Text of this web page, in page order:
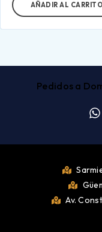
AÑADIR AL CARRITO
Pedidos a
Av.